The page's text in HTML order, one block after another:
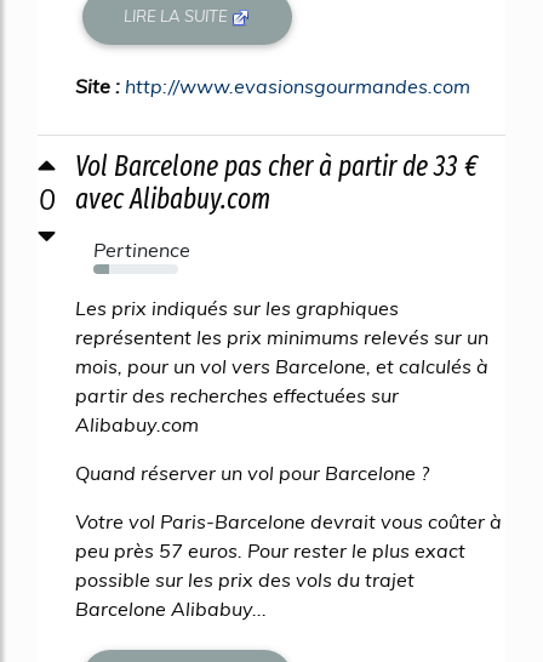
LIRE LA SUITE
Site : http://www.evasionsgourmandes.com
0
Vol Barcelone pas cher à partir de 33 €
avec Alibabuy.com
Pertinence
18%
Les prix indiqués sur les graphiques
représentent les prix minimums relevés sur un
mois, pour un vol vers Barcelone, et calculés à
partir des recherches effectuées sur
Alibabuy.com
Quand réserver un vol pour Barcelone ?
Votre vol Paris-Barcelone devrait vous coûter à
peu près 57 euros. Pour rester le plus exact
possible sur les prix des vols du trajet
Barcelone Alibabuy...